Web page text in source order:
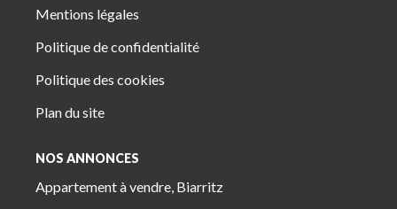
Mentions légales
Politique de confidentialité
Politique des cookies
Plan du site
NOS ANNONCES
Appartement à vendre, Biarritz